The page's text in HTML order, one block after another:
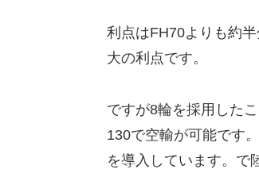
利点はFH70よりも約
大の利点です。
ですが8輪を採用した
130で空輸が可能です
を導入しています。で